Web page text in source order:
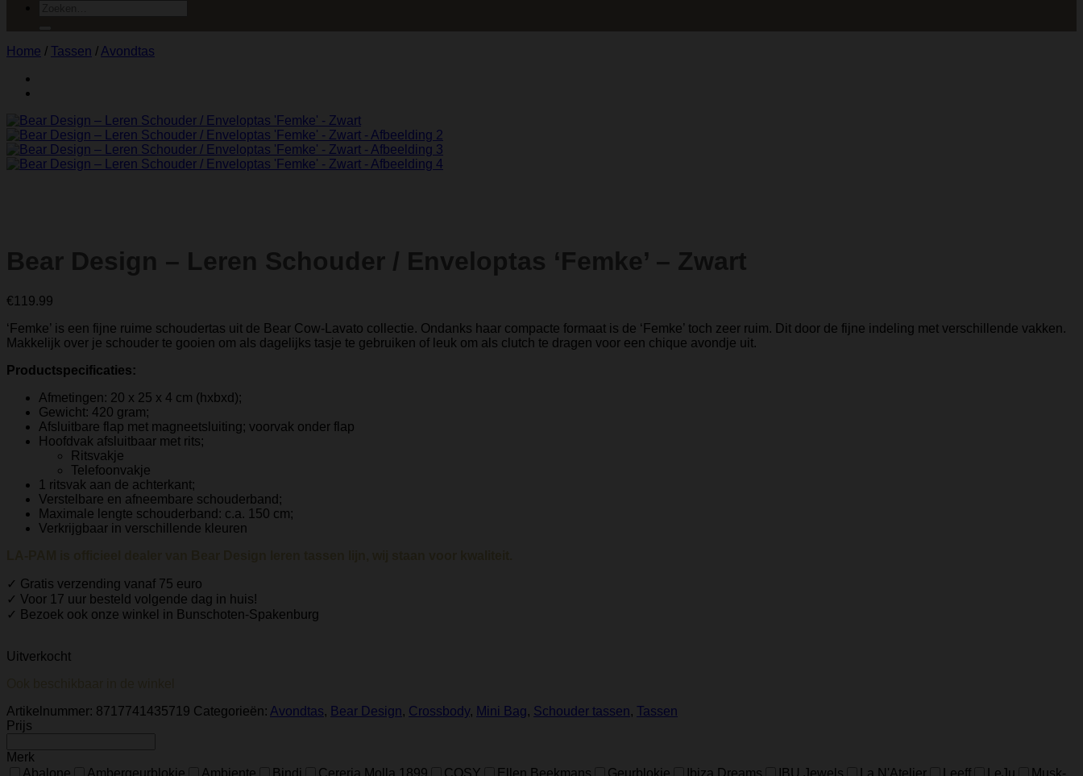
Home / Tassen / Avondtas
Bear Design – Leren Schouder / Enveloptas ‘Femke’ – Zwart
€119.99
‘Femke’ is een fijne ruime schoudertas uit de Bear Cow-Lavato collectie. Ondanks haar compacte formaat is de ‘Femke’ toch zeer ruim. Dit door de fijne indeling met verschillende vakken.
Makkelijk over je schouder te gooien om als dagelijks tasje te gebruiken of leuk om als clutch te dragen voor een chique avondje uit.
Productspecificaties:
Afmetingen: 20 x 25 x 4 cm (hxbxd);
Gewicht: 420 gram;
Afsluitbare flap met magneetsluiting; voorvak onder flap
Hoofdvak afsluitbaar met rits;
Ritsvakje
Telefoonvakje
1 ritsvak aan de achterkant;
Verstelbare en afneembare schouderband;
Maximale lengte schouderband: c.a. 150 cm;
Verkrijgbaar in verschillende kleuren
✓ Gratis verzending vanaf 75 euro
✓ Voor 17 uur besteld volgende dag in huis!
✓ Bezoek ook onze winkel in Bunschoten-Spakenburg
Uitverkocht
Artikelnummer: 8717741435719 Categorieën: Avondtas, Bear Design, Crossbody, Mini Bag, Schouder tassen, Tassen
Prijs
Merk
Abalone
Ambergeurblokje Ambiente Bindi Cereria Molla 1899 COSY Ellen Beekmans Geurblokje Ibiza Dreams IBU Jewels La N'Atelier Leeff LeJu
Musk-